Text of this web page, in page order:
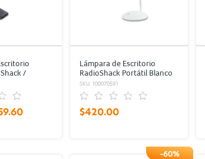
/
Lámpara de Escritorio
RadioShack Portátil Blanco
SKU: 100070591
$420.00
-60%